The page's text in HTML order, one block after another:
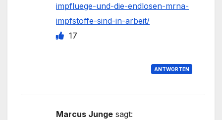
impfluege-und-die-endlosen-mrna-
impfstoffe-sind-in-arbeit/
17
ANTWORTEN
Marcus Junge sagt: